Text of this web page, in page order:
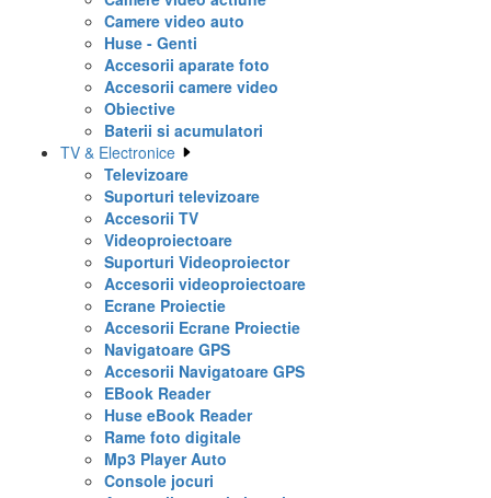
Camere video auto
Huse - Genti
Accesorii aparate foto
Accesorii camere video
Obiective
Baterii si acumulatori
TV & Electronice
Televizoare
Suporturi televizoare
Accesorii TV
Videoproiectoare
Suporturi Videoproiector
Accesorii videoproiectoare
Ecrane Proiectie
Accesorii Ecrane Proiectie
Navigatoare GPS
Accesorii Navigatoare GPS
EBook Reader
Huse eBook Reader
Rame foto digitale
Mp3 Player Auto
Console jocuri